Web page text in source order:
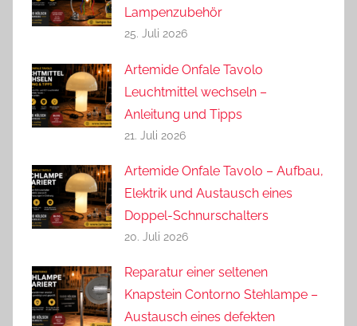
Lampenzubehör
25. Juli 2026
Artemide Onfale Tavolo
Leuchtmittel wechseln –
Anleitung und Tipps
21. Juli 2026
Artemide Onfale Tavolo – Aufbau,
Elektrik und Austausch eines
Doppel-Schnurschalters
20. Juli 2026
Reparatur einer seltenen
Knapstein Contorno Stehlampe –
Austausch eines defekten